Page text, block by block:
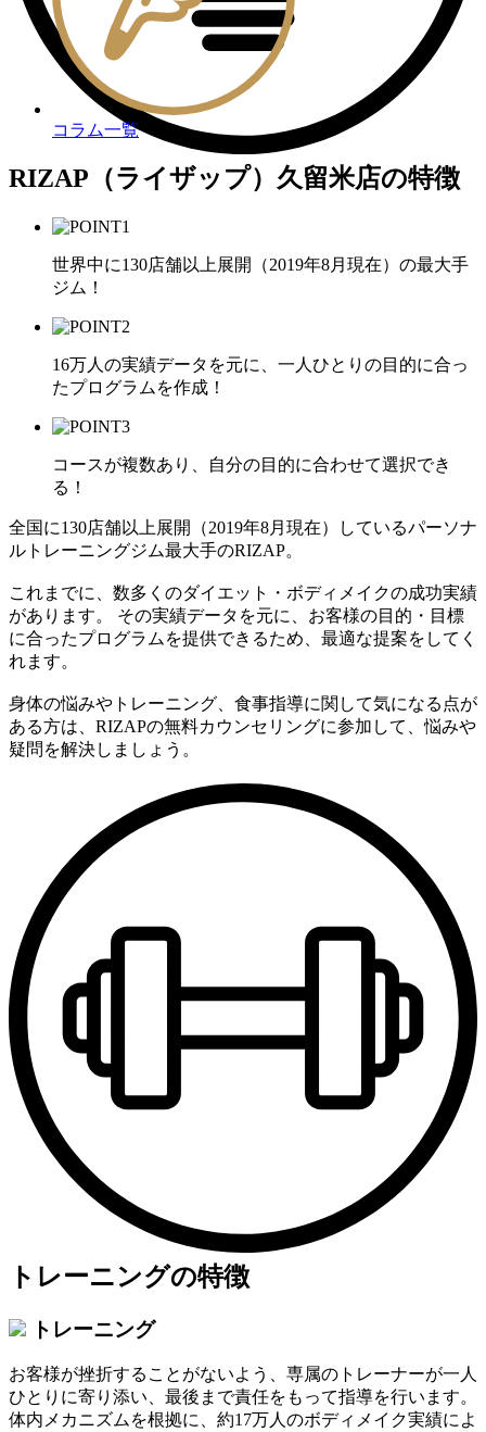
コラム一覧
RIZAP（ライザップ）久留米店の特徴
世界中に130店舗以上展開（2019年8月現在）の最大手
ジム！
16万人の実績データを元に、一人ひとりの目的に合っ
たプログラムを作成！
コースが複数あり、自分の目的に合わせて選択でき
る！
全国に130店舗以上展開（2019年8月現在）しているパーソナ
ルトレーニングジム最大手のRIZAP。
これまでに、数多くのダイエット・ボディメイクの成功実績
があります。 その実績データを元に、お客様の目的・目標
に合ったプログラムを提供できるため、最適な提案をしてく
れます。
身体の悩みやトレーニング、食事指導に関して気になる点が
ある方は、RIZAPの無料カウンセリングに参加して、悩みや
疑問を解決しましょう。
トレーニングの特徴
トレーニング
お客様が挫折することがないよう、専属のトレーナーが一人
ひとりに寄り添い、最後まで責任をもって指導を行います。
体内メカニズムを根拠に、約17万人のボディメイク実績によ